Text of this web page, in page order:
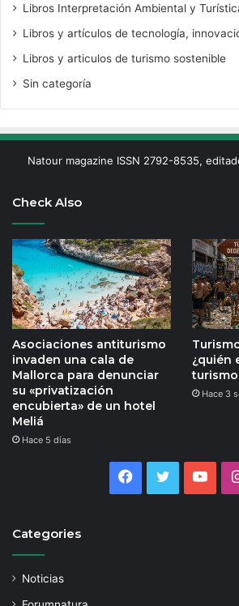
Libros Interpretación Ambiental y
Libros y artículos de tecnología,
Libros y articulos de turismo sostenible
Sin categoría
Natour magazine ISSN 2792-8535,
Check Also
Asociaciones antiturismo
invaden una cala de
Mallorca para denunciar
su «privatización
encubierta» de un hotel
Meliá
Hace 5 días
¿quién
Hace 3
Facebook
Twitter
Categories
Noticias